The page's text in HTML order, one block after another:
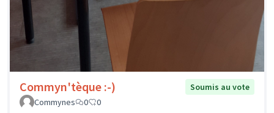
Commyn'tèque :-)
Soumis au vote
Commynes
0 0